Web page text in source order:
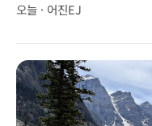
오늘 · 어진EJ